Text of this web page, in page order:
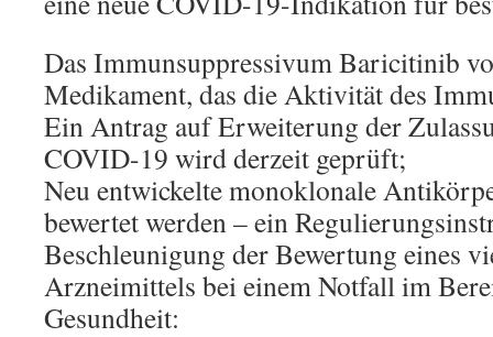
Das Immunsuppressivum Baricitinib
Medikament, das die Aktivität des
Ein Antrag auf Erweiterung der
COVID-19 wird derzeit geprüft;
Neu entwickelte monoklonale
bewertet werden – ein
Beschleunigung der Bewertung eines
Arzneimittels bei einem Notfall im
Gesundheit: